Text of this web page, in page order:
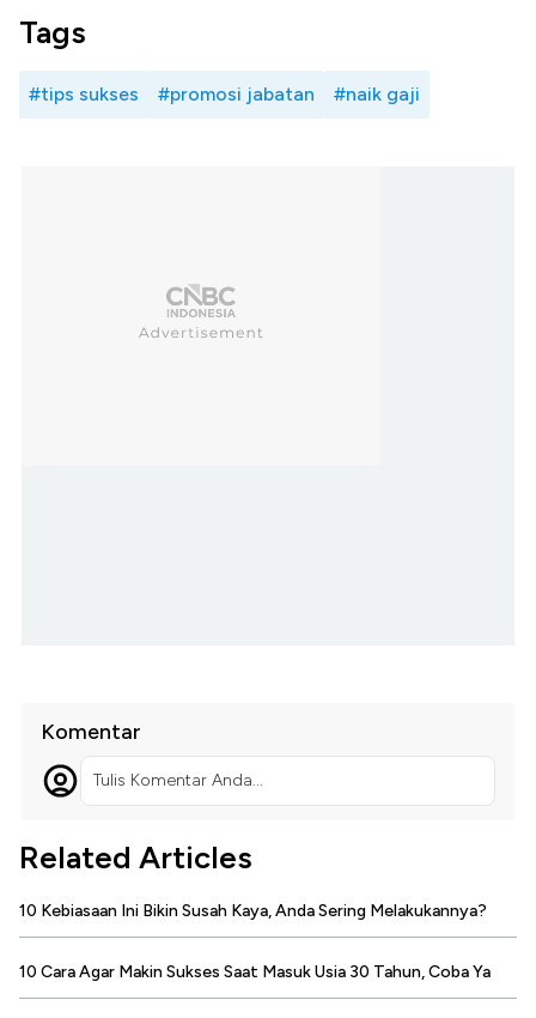
Tags
#tips sukses #promosi jabatan #naik gaji
Komentar
Tulis Komentar Anda...
Related Articles
10 Kebiasaan Ini Bikin Susah Kaya, Anda Sering Melakukannya?
10 Cara Agar Makin Sukses Saat Masuk Usia 30 Tahun, Coba Ya